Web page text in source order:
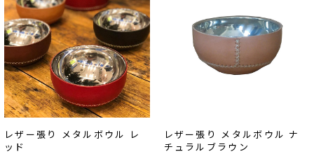
レザー張り メタルボウル レ
ッド
レザー張り メタルボウル ナ
チュラルブラウン